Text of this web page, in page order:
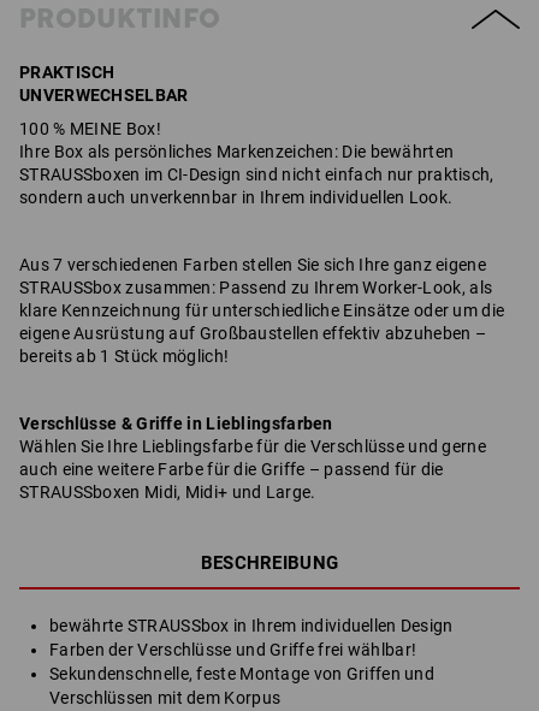
PRODUKTINFO
PRAKTISCH
UNVERWECHSELBAR
​​​​​​100 % MEINE Box!
Ihre Box als persönliches Markenzeichen: Die bewährten
STRAUSSboxen im CI-Design sind nicht einfach nur praktisch,
sondern auch unverkennbar in Ihrem individuellen Look.
Aus 7 verschiedenen Farben stellen Sie sich Ihre ganz eigene
STRAUSSbox zusammen: Passend zu Ihrem Worker-Look, als
klare Kennzeichnung für unterschiedliche Einsätze oder um die
eigene Ausrüstung auf Großbaustellen effektiv abzuheben –
bereits ab 1 Stück möglich!
Verschlüsse & Griffe in Lieblingsfarben
Wählen Sie Ihre Lieblingsfarbe für die Verschlüsse und gerne
auch eine weitere Farbe für die Griffe – passend für die
STRAUSSboxen Midi, Midi+ und Large.
BESCHREIBUNG
bewährte STRAUSSbox in Ihrem individuellen Design
Farben der Verschlüsse und Griffe frei wählbar!
Sekundenschnelle, feste Montage von Griffen und
Verschlüssen mit dem Korpus